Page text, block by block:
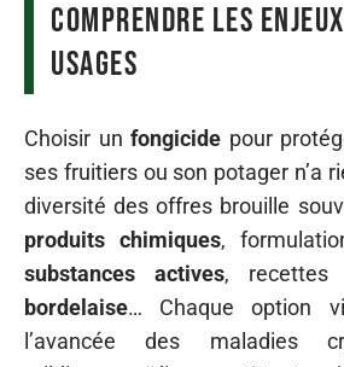
comprendre les
usages
Choisir un fongicide pour
ses fruitiers ou son potager n’a
diversité des offres brouille
produits chimiques,
substances actives,
bordelaise… Chaque option
l’avancée des maladies